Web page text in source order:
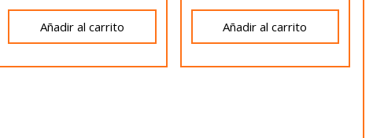
Añadir al carrito Añadir al carrito